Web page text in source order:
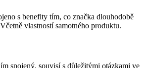
s benefity tím, co značka dlouhodobě
vlastností samotného produktu.
spojený, souvisí s důležitými otázkami ve